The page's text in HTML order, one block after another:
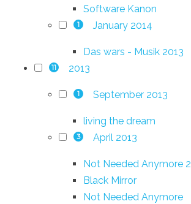
Software Kanon
1 January 2014
Das wars - Musik 2013
11 2013
1 September 2013
living the dream
3 April 2013
Not Needed Anymore 2
Black Mirror
Not Needed Anymore